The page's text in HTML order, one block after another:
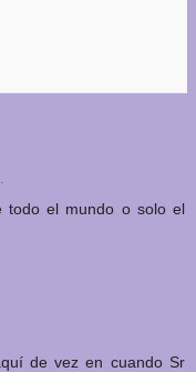
todo el mundo o solo el
de vez en cuando Sr